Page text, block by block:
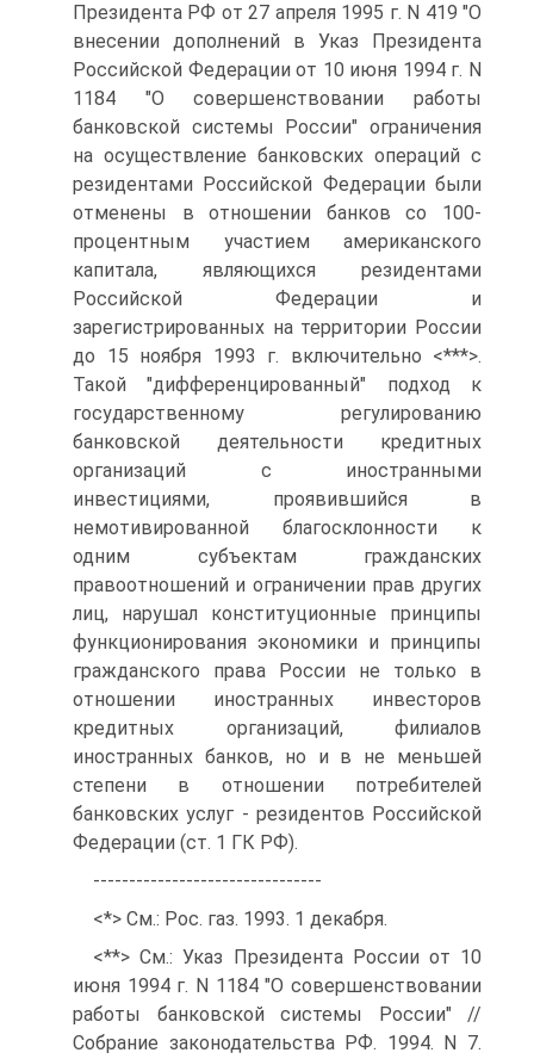
Президента РФ от 27 апреля 1995 г. N 419 "О
внесении дополнений в Указ Президента
Российской Федерации от 10 июня 1994 г. N
1184 "О совершенствовании работы
банковской системы России" ограничения
на осуществление банковских операций с
резидентами Российской Федерации были
отменены в отношении банков со 100-
процентным участием американского
капитала, являющихся резидентами
Российской Федерации и
зарегистрированных на территории России
до 15 ноября 1993 г. включительно <***>.
Такой "дифференцированный" подход к
государственному регулированию
банковской деятельности кредитных
организаций с иностранными
инвестициями, проявившийся в
немотивированной благосклонности к
одним субъектам гражданских
правоотношений и ограничении прав других
лиц, нарушал конституционные принципы
функционирования экономики и принципы
гражданского права России не только в
отношении иностранных инвесторов
кредитных организаций, филиалов
иностранных банков, но и в не меньшей
степени в отношении потребителей
банковских услуг - резидентов Российской
Федерации (ст. 1 ГК РФ).
--------------------------------
<*> См.: Рос. газ. 1993. 1 декабря.
<**> См.: Указ Президента России от 10
июня 1994 г. N 1184 "О совершенствовании
работы банковской системы России" //
Собрание законодательства РФ. 1994. N 7.